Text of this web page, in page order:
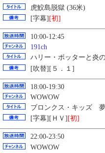
虎鮫島脱獄 (36米)
[字幕] [初]
10:00-12:45
191ch
ハリー・ポッターと炎
[吹替][５．１]
18:00-19:30
WOWOW
ブロンクス・キッズ
[字幕][ＨＶ] [初]
22:00-23:50
WOWOW